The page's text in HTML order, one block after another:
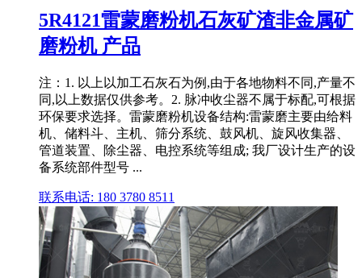
5R4121雷蒙磨粉机石灰矿渣非金属矿
磨粉机 产品
注：1. 以上以加工石灰石为例,由于各地物料不同,产量不
同,以上数据仅供参考。2. 脉冲收尘器不属于标配,可根据
环保要求选择。雷蒙磨粉机设备结构:雷蒙磨主要由给料
机、储料斗、主机、筛分系统、鼓风机、旋风收集器、
管道装置、除尘器、电控系统等组成; 我厂设计生产的设
备系统部件型号 ...
联系电话: 180 3780 8511